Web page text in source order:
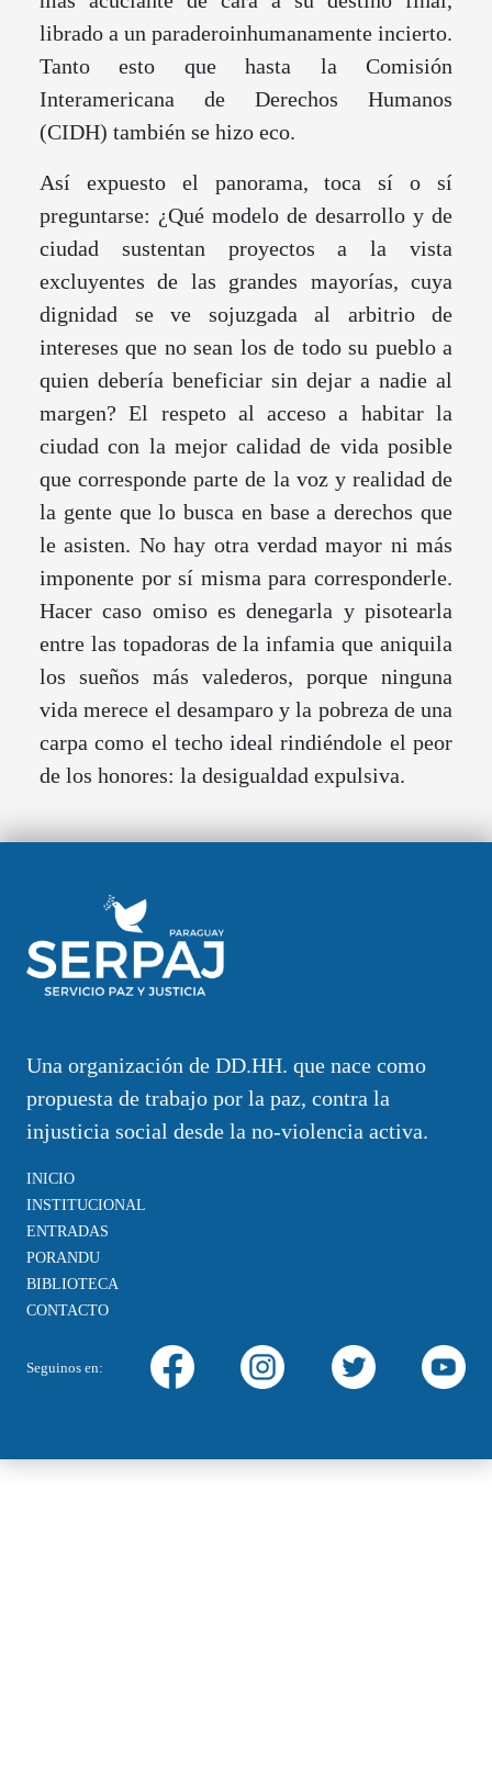
librado a un paraderoinhumanamente incierto.
Tanto esto que hasta la Comisión
Interamericana de Derechos Humanos
(CIDH) también se hizo eco.
Así expuesto el panorama, toca sí o sí
preguntarse: ¿Qué modelo de desarrollo y de
ciudad sustentan proyectos a la vista
excluyentes de las grandes mayorías, cuya
dignidad se ve sojuzgada al arbitrio de
intereses que no sean los de todo su pueblo a
quien debería beneficiar sin dejar a nadie al
margen? El respeto al acceso a habitar la
ciudad con la mejor calidad de vida posible
que corresponde parte de la voz y realidad de
la gente que lo busca en base a derechos que
le asisten. No hay otra verdad mayor ni más
imponente por sí misma para corresponderle.
Hacer caso omiso es denegarla y pisotearla
entre las topadoras de la infamia que aniquila
los sueños más valederos, porque ninguna
vida merece el desamparo y la pobreza de una
carpa como el techo ideal rindiéndole el peor
de los honores: la desigualdad expulsiva.
Una organización de DD.HH. que nace como
propuesta de trabajo por la paz, contra la
injusticia social desde la no-violencia activa.
INICIO
INSTITUCIONAL
ENTRADAS
PORANDU
BIBLIOTECA
CONTACTO
Seguinos en: